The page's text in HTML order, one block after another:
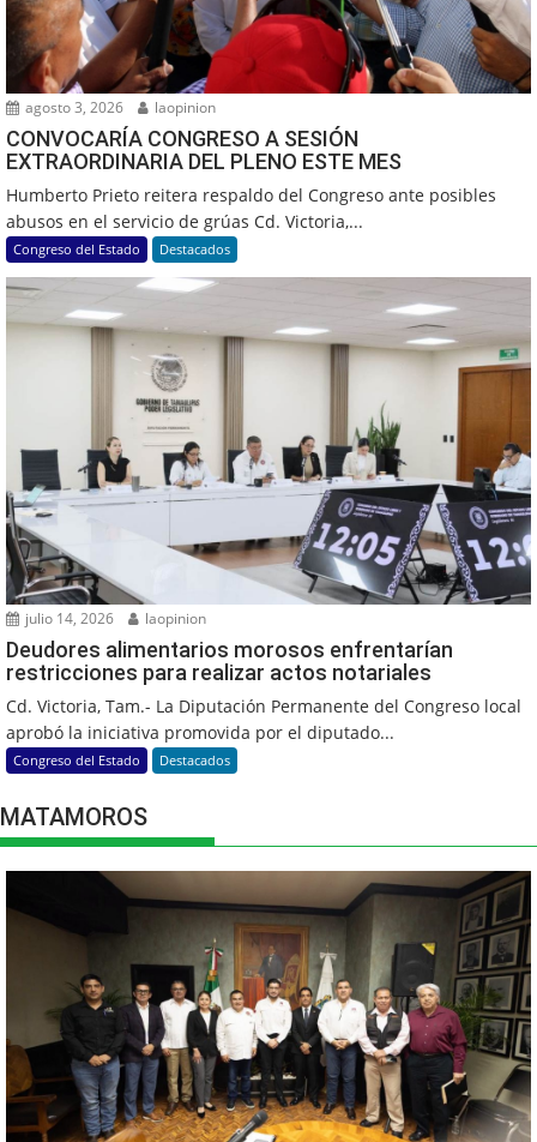
agosto 3, 2026 laopinion
CONVOCARÍA CONGRESO A SESIÓN
EXTRAORDINARIA DEL PLENO ESTE MES
Humberto Prieto reitera respaldo del Congreso ante posibles
abusos en el servicio de grúas Cd. Victoria,...
Congreso del Estado Destacados
julio 14, 2026 laopinion
Deudores alimentarios morosos enfrentarían
restricciones para realizar actos notariales
Cd. Victoria, Tam.- La Diputación Permanente del Congreso local
aprobó la iniciativa promovida por el diputado...
Congreso del Estado Destacados
MATAMOROS